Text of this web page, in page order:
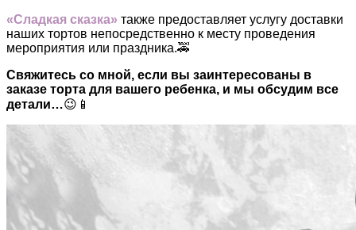
«Сладкая сказка» также предоставляет услугу доставки
наших тортов непосредственно к месту проведения
мероприятия или праздника.🚕
Свяжитесь со мной, если вы заинтересованы в
заказе торта для вашего ребенка, и мы обсудим все
детали…😉📱